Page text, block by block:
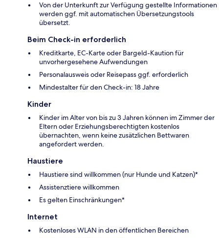
Von der Unterkunft zur Verfügung gestellte Informationen
werden ggf. mit automatischen Übersetzungstools
übersetzt.
Beim Check-in erforderlich
Kreditkarte, EC-Karte oder Bargeld-Kaution für
unvorhergesehene Aufwendungen
Personalausweis oder Reisepass ggf. erforderlich
Mindestalter für den Check-in: 18 Jahre
Kinder
Kinder im Alter von bis zu 3 Jahren können im Zimmer der
Eltern oder Erziehungsberechtigten kostenlos
übernachten, wenn keine zusätzlichen Bettwaren
angefordert werden.
Haustiere
Haustiere sind willkommen (nur Hunde und Katzen)*
Assistenztiere willkommen
Es gelten Einschränkungen*
Internet
Kostenloses WLAN in den öffentlichen Bereichen